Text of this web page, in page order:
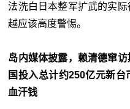
法洗白日本整军扩武的实
越应该高度警惕。
岛内媒体披露，赖清德窜
国投入总计约250亿元新
血汗钱